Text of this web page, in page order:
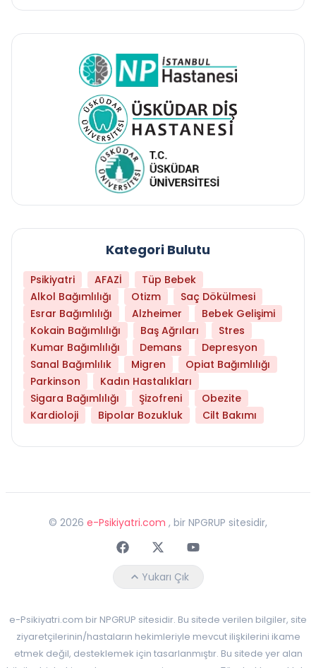
Kategori Bulutu
Psikiyatri AFAZİ
Tüp Bebek
Alkol Bağımlılığı
Otizm
Saç Dökülmesi
Esrar Bağımlılığı
Alzheimer
Bebek Gelişimi
Kokain Bağımlılığı
Baş Ağrıları
Stres
Kumar Bağımlılığı
Demans
Depresyon
Sanal Bağımlılık
Migren
Opiat Bağımlılığı
Parkinson
Kadın Hastalıkları
Sigara Bağımlılığı
Şizofreni
Obezite
Kardioloji
Bipolar Bozukluk Cilt Bakımı
© 2026 e-Psikiyatri.com , bir NPGRUP sitesidir,
FaceebokTwitterYoutube
Yukarı Çık
e-Psikiyatri.com bir NPGRUP sitesidir. Bu sitede verilen bilgiler, site
ziyaretçilerinin/hastaların hekimleriyle mevcut ilişkilerini ikame
etmek değil, desteklemek için tasarlanmıştır. Bu sitede yer alan